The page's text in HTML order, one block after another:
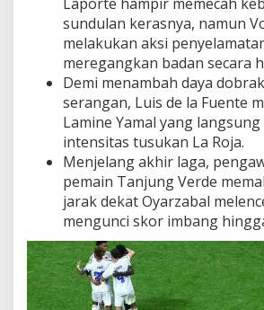
sundulan kerasnya, namun
melakukan aksi
meregangkan badan secara
Demi menambah daya
serangan, Luis de la Fuente
Lamine Yamal yang
intensitas tusukan La Roja.
Menjelang akhir laga,
pemain Tanjung Verde
jarak dekat Oyarzabal
mengunci skor imbang